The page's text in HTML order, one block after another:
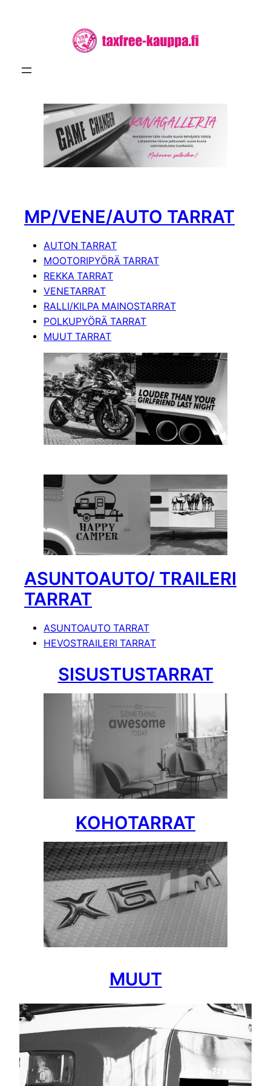
MP/VENE/AUTO TARRAT
AUTON TARRAT
MOOTORIPYÖRÄ TARRAT
REKKA TARRAT
VENETARRAT
RALLI/KILPA MAINOSTARRAT
POLKUPYÖRÄ TARRAT
MUUT TARRAT
ASUNTOAUTO/ TRAILERI
TARRAT
ASUNTOAUTO TARRAT
HEVOSTRAILERI TARRAT
SISUSTUSTARRAT
KOHOTARRAT
MUUT